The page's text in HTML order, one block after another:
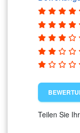
Teilen Sie